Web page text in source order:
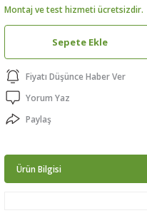
Montaj ve test hizmeti ücretsizdir.
Sepete Ekle
Fiyatı Düşünce Haber Ver
Yorum Yaz
Paylaş
Ürün Bilgisi